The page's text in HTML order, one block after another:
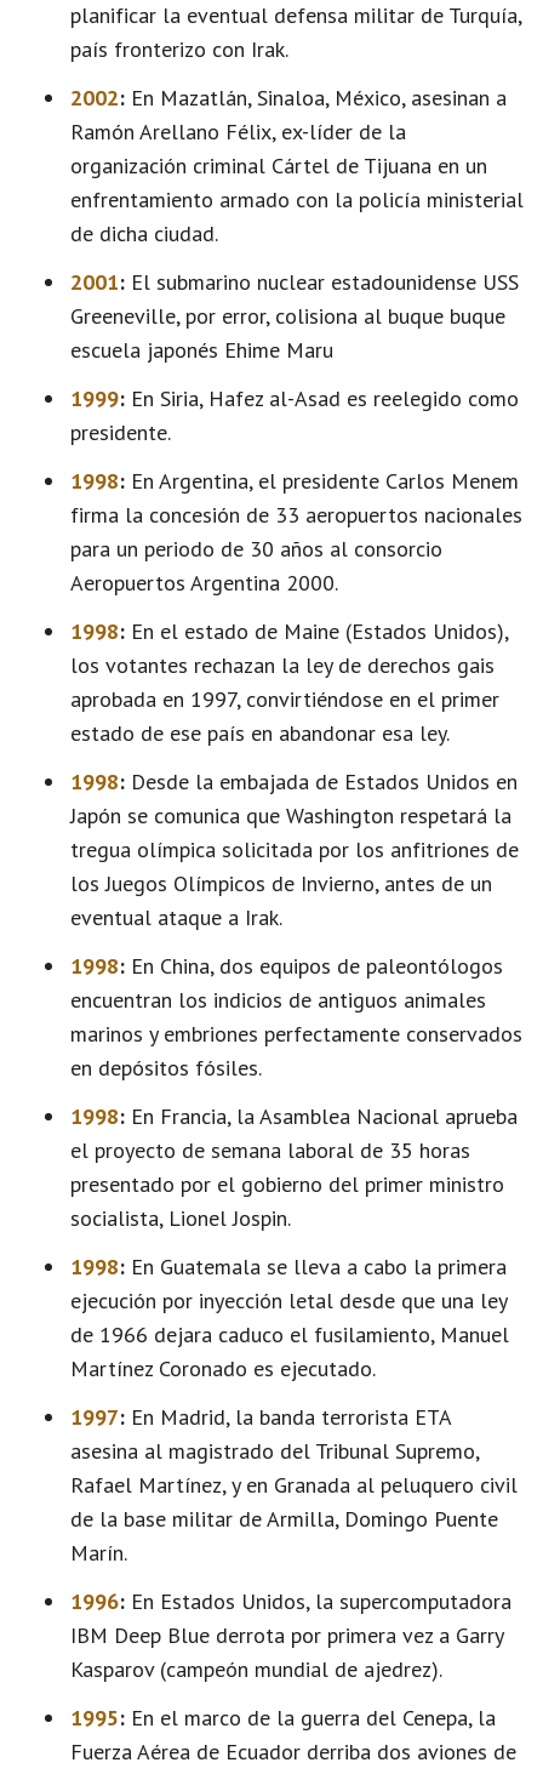
planificar la eventual defensa militar de Turquía,
país fronterizo con Irak.
2002: En Mazatlán, Sinaloa, México, asesinan a
Ramón Arellano Félix, ex-líder de la
organización criminal Cártel de Tijuana en un
enfrentamiento armado con la policía ministerial
de dicha ciudad.
2001: El submarino nuclear estadounidense USS
Greeneville, por error, colisiona al buque buque
escuela japonés Ehime Maru
1999: En Siria, Hafez al-Asad es reelegido como
presidente.
1998: En Argentina, el presidente Carlos Menem
firma la concesión de 33 aeropuertos nacionales
para un periodo de 30 años al consorcio
Aeropuertos Argentina 2000.
1998: En el estado de Maine (Estados Unidos),
los votantes rechazan la ley de derechos gais
aprobada en 1997, convirtiéndose en el primer
estado de ese país en abandonar esa ley.
1998: Desde la embajada de Estados Unidos en
Japón se comunica que Washington respetará la
tregua olímpica solicitada por los anfitriones de
los Juegos Olímpicos de Invierno, antes de un
eventual ataque a Irak.
1998: En China, dos equipos de paleontólogos
encuentran los indicios de antiguos animales
marinos y embriones perfectamente conservados
en depósitos fósiles.
1998: En Francia, la Asamblea Nacional aprueba
el proyecto de semana laboral de 35 horas
presentado por el gobierno del primer ministro
socialista, Lionel Jospin.
1998: En Guatemala se lleva a cabo la primera
ejecución por inyección letal desde que una ley
de 1966 dejara caduco el fusilamiento, Manuel
Martínez Coronado es ejecutado.
1997: En Madrid, la banda terrorista ETA
asesina al magistrado del Tribunal Supremo,
Rafael Martínez, y en Granada al peluquero civil
de la base militar de Armilla, Domingo Puente
Marín.
1996: En Estados Unidos, la supercomputadora
IBM Deep Blue derrota por primera vez a Garry
Kasparov (campeón mundial de ajedrez).
1995: En el marco de la guerra del Cenepa, la
Fuerza Aérea de Ecuador derriba dos aviones de